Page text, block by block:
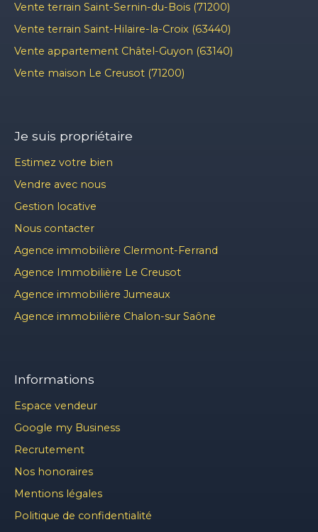
Vente terrain Saint-Sernin-du-Bois (71200)
Vente terrain Saint-Hilaire-la-Croix (63440)
Vente appartement Châtel-Guyon (63140)
Vente maison Le Creusot (71200)
Je suis propriétaire
Estimez votre bien
Vendre avec nous
Gestion locative
Nous contacter
Agence immobilière Clermont-Ferrand
Agence Immobilière Le Creusot
Agence immobilière Jumeaux
Agence immobilière Chalon-sur Saône
Informations
Espace vendeur
Google my Business
Recrutement
Nos honoraires
Mentions légales
Politique de confidentialité